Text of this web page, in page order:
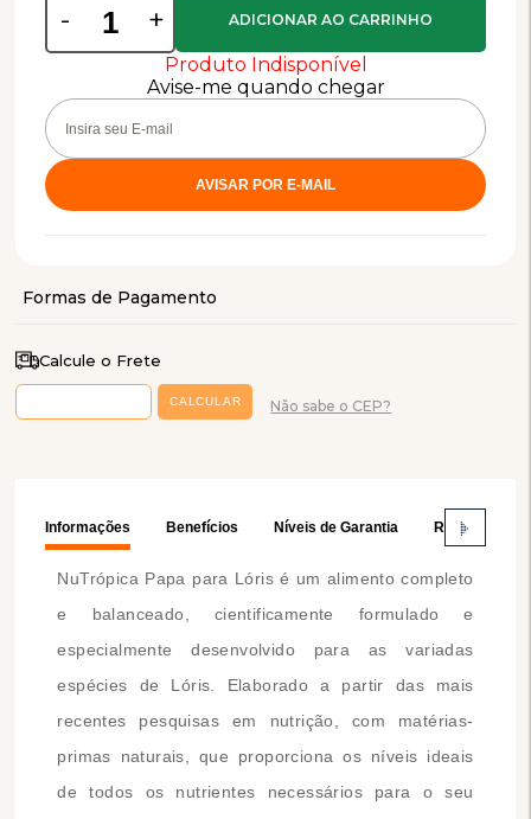
- +
Produto Indisponível
Avise-me quando chegar
Calcule o Frete
Não sabe o CEP?
Informações Benefícios Níveis de Garantia
NuTrópica Papa para Lóris é um alimento completo
e balanceado, cientificamente formulado e
especialmente desenvolvido para as variadas
espécies de Lóris. Elaborado a partir das mais
recentes pesquisas em nutrição, com matérias-
primas naturais, que proporciona os níveis ideais
de todos os nutrientes necessários para o seu